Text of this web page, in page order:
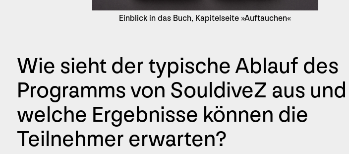
Einblick in das Buch, Kapitelseite »Auftauchen«
Wie sieht der typische Ablauf des
Programms von SouldiveZ aus und
welche Ergebnisse können die
Teilnehmer erwarten?